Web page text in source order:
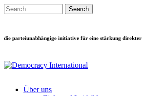
Direkt zum Inhalt
Search this site
die parteiunabhängige initiative für eine stärkung direkter
Über uns